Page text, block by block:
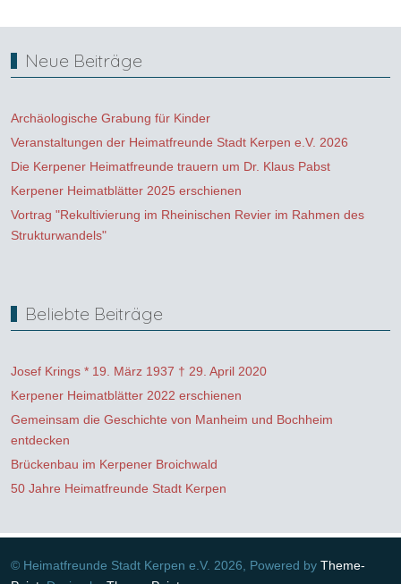
Neue Beiträge
Archäologische Grabung für Kinder
Veranstaltungen der Heimatfreunde Stadt Kerpen e.V. 2026
Die Kerpener Heimatfreunde trauern um Dr. Klaus Pabst
Kerpener Heimatblätter 2025 erschienen
Vortrag "Rekultivierung im Rheinischen Revier im Rahmen des
Strukturwandels"
Beliebte Beiträge
Josef Krings * 19. März 1937 † 29. April 2020
Kerpener Heimatblätter 2022 erschienen
Gemeinsam die Geschichte von Manheim und Bochheim
entdecken
Brückenbau im Kerpener Broichwald
50 Jahre Heimatfreunde Stadt Kerpen
© Heimatfreunde Stadt Kerpen e.V. 2026, Powered by Theme-